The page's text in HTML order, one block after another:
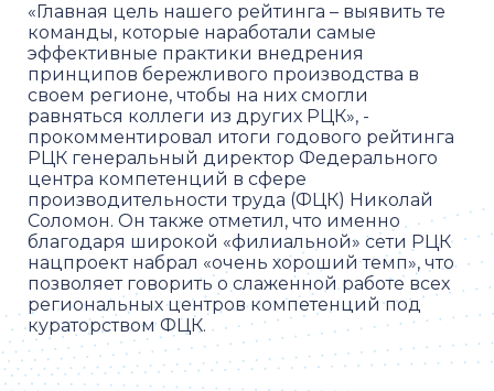
«Главная цель нашего рейтинга – выявить те
команды, которые наработали самые
эффективные практики внедрения
принципов бережливого производства в
своем регионе, чтобы на них смогли
равняться коллеги из других РЦК», -
прокомментировал итоги годового рейтинга
РЦК генеральный директор Федерального
центра компетенций в сфере
производительности труда (ФЦК) Николай
Соломон. Он также отметил, что именно
благодаря широкой «филиальной» сети РЦК
нацпроект набрал «очень хороший темп», что
позволяет говорить о слаженной работе всех
региональных центров компетенций под
кураторством ФЦК.